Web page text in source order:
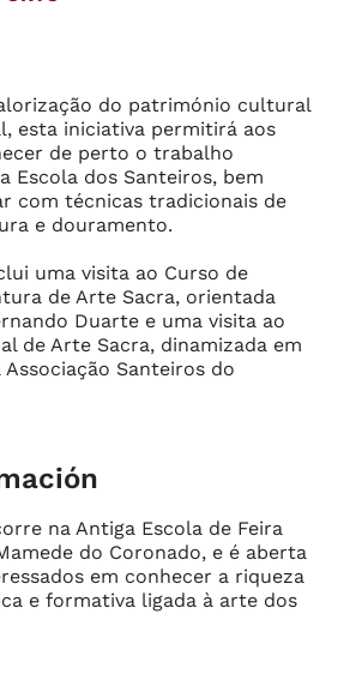
do património cultural
esta iniciativa permitirá aos
de perto o trabalho
Escola dos Santeiros, bem
com técnicas tradicionais de
e douramento.
uma visita ao Curso de
de Arte Sacra, orientada
Duarte e uma visita ao
de Arte Sacra, dinamizada em
Santeiros do
na Antiga Escola de Feira
do Coronado, e é aberta
em conhecer a riqueza
e formativa ligada à arte dos